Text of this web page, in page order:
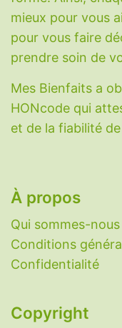
mieux pour vous
pour vous faire
prendre soin de
Mes Bienfaits a
HONcode qui
et de la fiabilité
À propos
Qui sommes-nous
Conditions
Confidentialité
Copyright